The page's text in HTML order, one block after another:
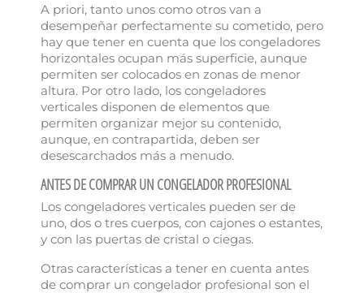
A priori, tanto unos como otros van a
desempeñar perfectamente su cometido, pero
hay que tener en cuenta que los congeladores
horizontales ocupan más superficie, aunque
permiten ser colocados en zonas de menor
altura. Por otro lado, los congeladores
verticales disponen de elementos que
permiten organizar mejor su contenido,
aunque, en contrapartida, deben ser
desescarchados más a menudo.
ANTES DE COMPRAR UN CONGELADOR PROFESIONAL
Los congeladores verticales pueden ser de
uno, dos o tres cuerpos, con cajones o estantes,
y con las puertas de cristal o ciegas.
Otras características a tener en cuenta antes
de comprar un congelador profesional son el
Crear lista de deseos